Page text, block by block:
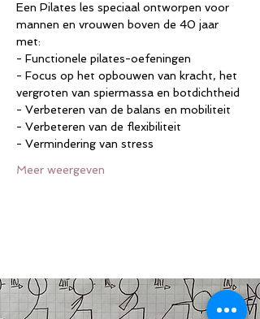
Een Pilates les speciaal ontworpen voor
mannen en vrouwen boven de 40 jaar
met:
- Functionele pilates-oefeningen
- Focus op het opbouwen van kracht, het
vergroten van spiermassa en botdichtheid
- Verbeteren van de balans en mobiliteit
- Verbeteren van de flexibiliteit
- Vermindering van stress
Meer weergeven